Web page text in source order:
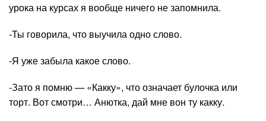
урока на курсах я вообще ничего не запомнила.
-Ты говорила, что выучила одно слово.
-Я уже забыла какое слово.
-Зато я помню — «Какку», что означает булочка или
торт. Вот смотри… Анютка, дай мне вон ту какку.